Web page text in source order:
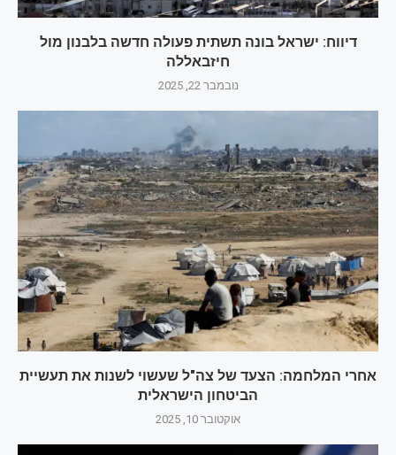
דיווח: ישראל בונה תשתית פעולה חדשה בלבנון מול
חיזבאללה
נובמבר 22, 2025
אחרי המלחמה: הצעד של צה"ל שעשוי לשנות את תעשיית
הביטחון הישראלית
אוקטובר 10, 2025